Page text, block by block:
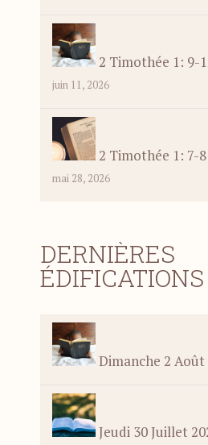
2 Timothée 1: 9-
juin 11, 2026
2 Timothée 1: 7-8
mai 28, 2026
DERNIÈRES
ÉDIFICATIONS
Dimanche 2 Août
Jeudi 30 Juillet